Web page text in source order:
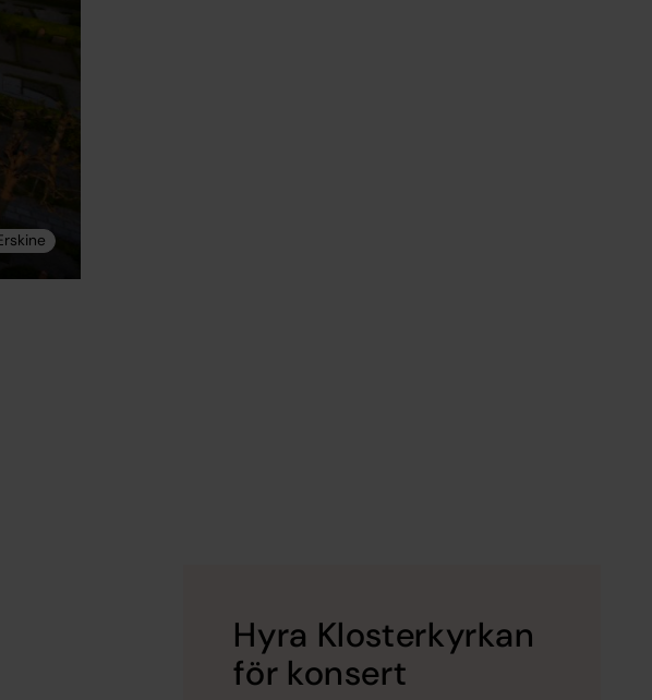
Hyra Klosterkyrkan
för konsert